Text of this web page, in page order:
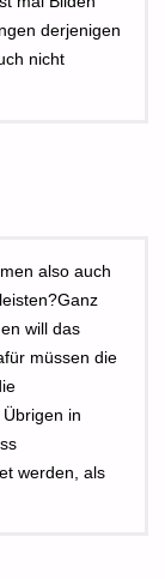
derjenigen
nicht
also auch
will das
müssen die
in
werden, als